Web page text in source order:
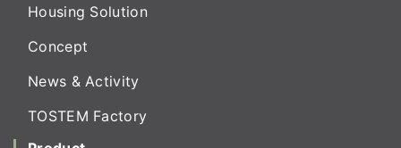
Housing Solution
Concept
News & Activity
TOSTEM Factory